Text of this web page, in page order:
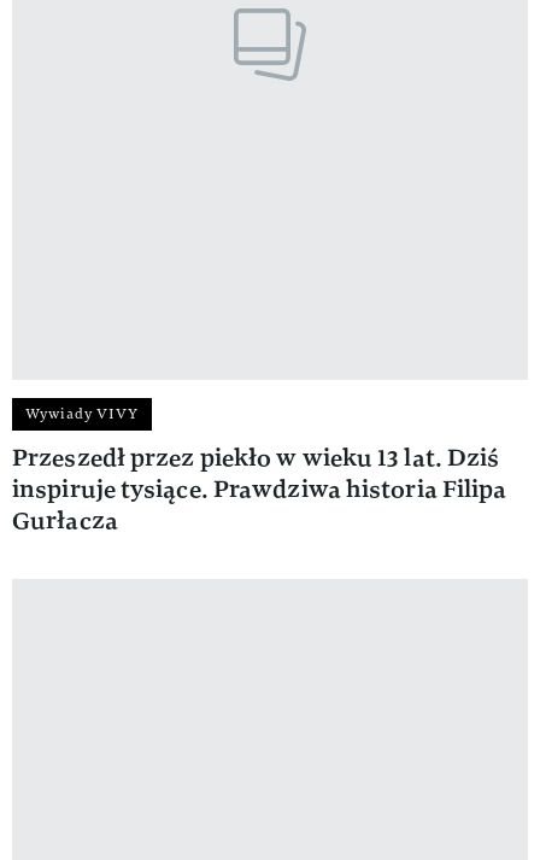
Wywiady VIVY
Przeszedł przez piekło w wieku 13 lat. Dziś
inspiruje tysiące. Prawdziwa historia Filipa
Gurłacza